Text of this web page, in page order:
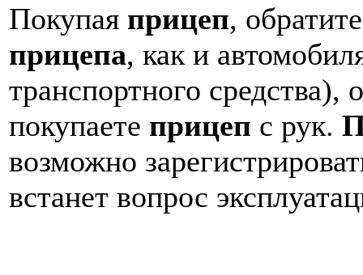
Покупая прицеп,
прицепа, как и
транспортного средства),
покупаете прицеп с рук.
возможно
встанет вопрос